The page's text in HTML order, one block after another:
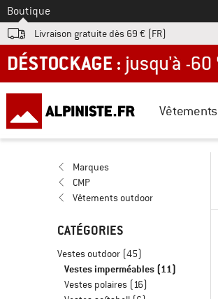
Vers le
Boutique
Livraison gratuite dès 69 € (FR)
DÉSTOCKAGE : jusqu'à -60 %
Vêtements
Marques
CMP
Vêtements outdoor
CATÉGORIES
Vestes outdoor (45)
Vestes imperméables (11)
Vestes polaires (16)